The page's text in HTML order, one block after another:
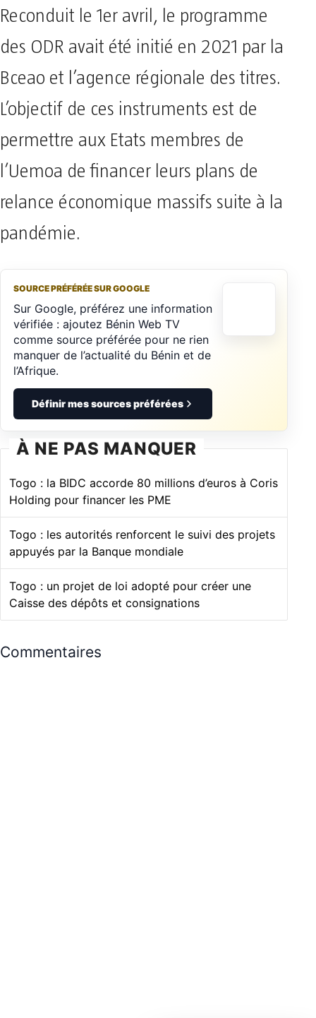
Reconduit le 1er avril, le programme
des ODR avait été initié en 2021 par la
Bceao et l’agence régionale des titres.
L’objectif de ces instruments est de
permettre aux Etats membres de
l’Uemoa de financer leurs plans de
relance économique massifs suite à la
pandémie.
SOURCE PRÉFÉRÉE SUR GOOGLE
Sur Google, préférez une information
vérifiée : ajoutez Bénin Web TV
comme source préférée pour ne rien
manquer de l’actualité du Bénin et de
l’Afrique.
Définir mes sources préférées
À NE PAS MANQUER
Togo : la BIDC accorde 80 millions d’euros à Coris
Holding pour financer les PME
Togo : les autorités renforcent le suivi des projets
appuyés par la Banque mondiale
Togo : un projet de loi adopté pour créer une
Caisse des dépôts et consignations
Commentaires